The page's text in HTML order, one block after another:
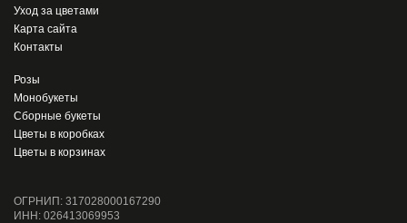
Уход за цветами
Карта сайта
Контакты
Розы
Монобукеты
Сборные букеты
Цветы в коробках
Цветы в корзинах
ОГРНИП: 317028000167290
ИНН: 026413069953